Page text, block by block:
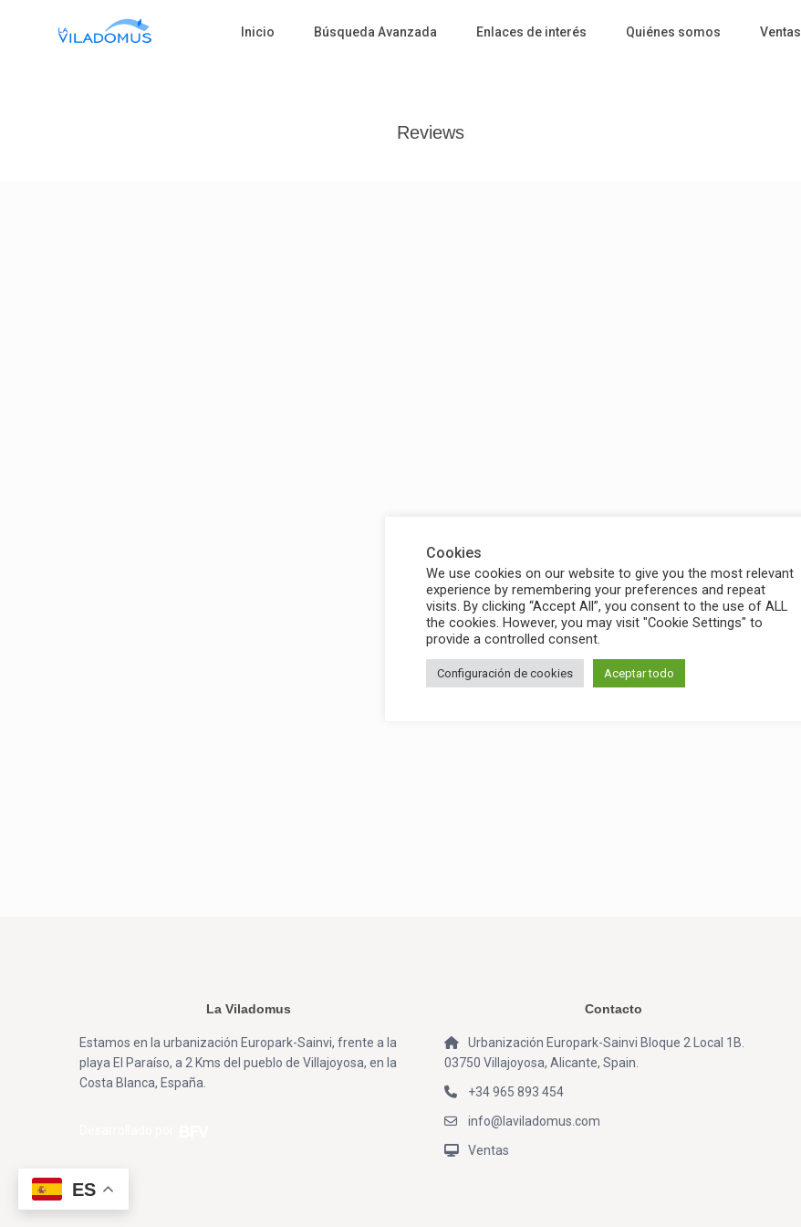
Inicio Búsqueda Avanzada Enlaces de interés Quiénes somos Ventas
Reviews
La Viladomus
Estamos en la urbanización Europark-Sainvi, frente a la
playa El Paraíso, a 2 Kms del pueblo de Villajoyosa, en la
Costa Blanca, España.
Contacto
Urbanización Europark-Sainvi Bloque 2 Local 1B.
03750 Villajoyosa, Alicante, Spain.
+34 965 893 454
info@laviladomus.com
Ventas
Cookies
We use cookies on our website to give you the most relevant
experience by remembering your preferences and repeat
visits. By clicking “Accept All”, you consent to the use of ALL
the cookies. However, you may visit "Cookie Settings" to
provide a controlled consent.
Configuración de cookies Aceptar todo
ES